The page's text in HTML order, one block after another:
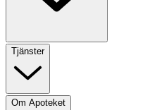
Tjänster
Om Apoteket